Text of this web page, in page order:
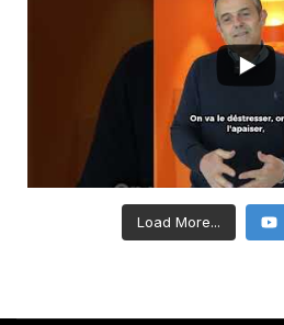
Load More...